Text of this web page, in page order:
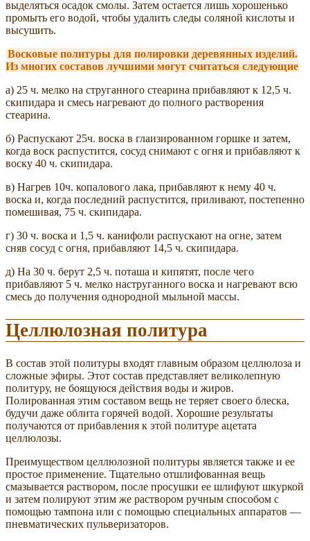
выделяться осадок смолы. Затем остается лишь хорошенько
промыть его водой, чтобы удалить следы соляной кислоты и
высушить.
Восковые политуры для полировки деревянных изделий.
Из многих составов лучшими могут считаться следующие
а) 25 ч. мелко на струганного стеарина прибавляют к 12,5 ч.
скипидара и смесь нагревают до полного растворения
стеарина.
б) Распускают 25ч. воска в глаизированном горшке и затем,
когда воск распустится, сосуд снимают с огня и прибавляют к
воску 40 ч. скипидара.
в) Нагрев 10ч. копалового лака, прибавляют к нему 40 ч.
воска и, когда последний распустится, приливают, постепенно
помешивая, 75 ч. скипидара.
г) 30 ч. воска и 1,5 ч. канифоли распускают на огне, затем
сняв сосуд с огня, прибавляют 14,5 ч. скипидара.
д) На 30 ч. берут 2,5 ч. поташа и кипятят, после чего
прибавляют 5 ч. мелко наструганного воска и нагревают всю
смесь до получения однородной мыльной массы.
Целлюлозная политура
В состав этой политуры входят главным образом целлюлоза и
сложные эфиры. Этот состав представляет великолепную
политуру, не боящуюся действия воды и жиров.
Полированная этим составом вещь не теряет своего блеска,
будучи даже облита горячей водой. Хорошие результаты
получаются от прибавления к этой политуре ацетата
целлюлозы.
Преимуществом целлюлозной политуры является также и ее
простое применение. Тщательно отшлифованная вещь
смазывается раствором, после просушки ее шлифуют шкуркой
и затем полируют этим же раствором ручным способом с
помощью тампона или с помощью специальных аппаратов —
пневматических пульверизаторов.